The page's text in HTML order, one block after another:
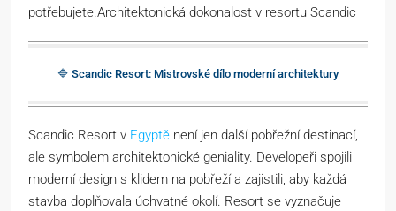
potřebujete.Architektonická dokonalost v resortu Scandic
🔷 Scandic Resort: Mistrovské dílo moderní architektury
Scandic Resort v Egyptě není jen další pobřežní destinací,
ale symbolem architektonické geniality. Developeři spojili
moderní design s klidem na pobřeží a zajistili, aby každá
stavba doplňovala úchvatné okolí. Resort se vyznačuje